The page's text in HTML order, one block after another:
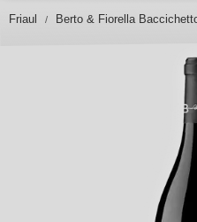
Friaul Berto & Fiorella